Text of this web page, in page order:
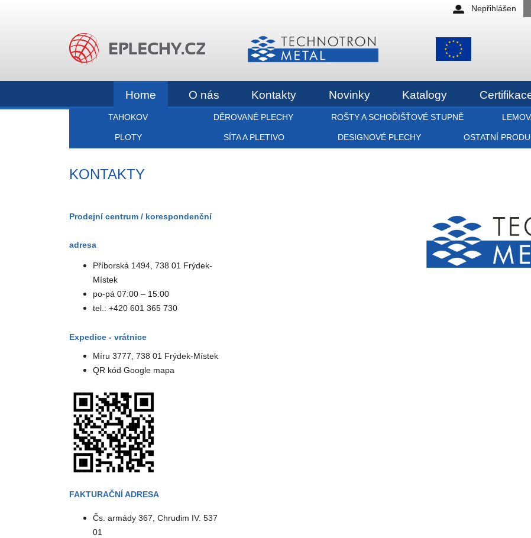
Nepřihlášen
Home
TAHOKOV DĚROVANÉ PLECHY ROŠTY A SCHOĎIŠŤOVÉ STUPNĚ
PLOTY SÍTA A PLETIVO DESIGNOVÉ PLECHY OSTATNÍ
O nás Kontakty Novinky Katalogy
KONTAKTY
Prodejní centrum / korespondenční
adresa
Příborská 1494, 738 01 Frýdek-
Místek
po-pá 07:00 – 15:00
tel.: +420 601 365 730
Expedice - vrátnice
Míru 3777, 738 01 Frýdek-Místek
QR kód Google mapa
FAKTURAČNÍ ADRESA
Čs. armády 367, Chrudim IV. 537
01